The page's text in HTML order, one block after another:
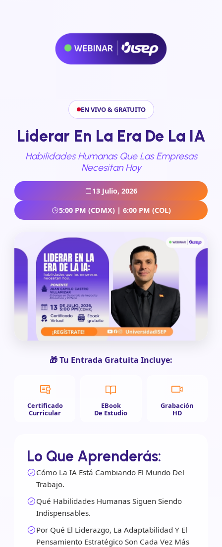
EN VIVO & GRATUITO
Liderar En La Era De La IA
Habilidades Humanas Que Las Empresas
Necesitan Hoy
13 Julio, 2026
5:00 PM (CDMX) | 6:00 PM (COL)
🎁 Tu Entrada Gratuita Incluye:
Certificado
Curricular
EBook
De Estudio
Grabación
HD
Lo Que Aprenderás:
Cómo La IA Está Cambiando El Mundo Del
Trabajo.
Qué Habilidades Humanas Siguen Siendo
Indispensables.
Por Qué El Liderazgo, La Adaptabilidad Y El
Pensamiento Estratégico Son Cada Vez Más